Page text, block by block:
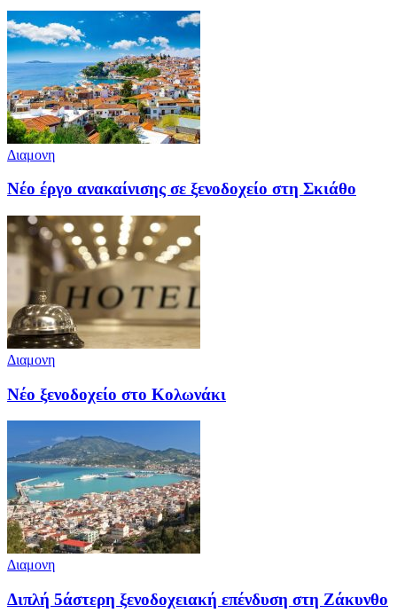
Διαμονη
Νέο έργο ανακαίνισης σε ξενοδοχείο στη Σκιάθο
Διαμονη
Νέο ξενοδοχείο στο Κολωνάκι
Διαμονη
Διπλή 5άστερη ξενοδοχειακή επένδυση στη Ζάκυνθο